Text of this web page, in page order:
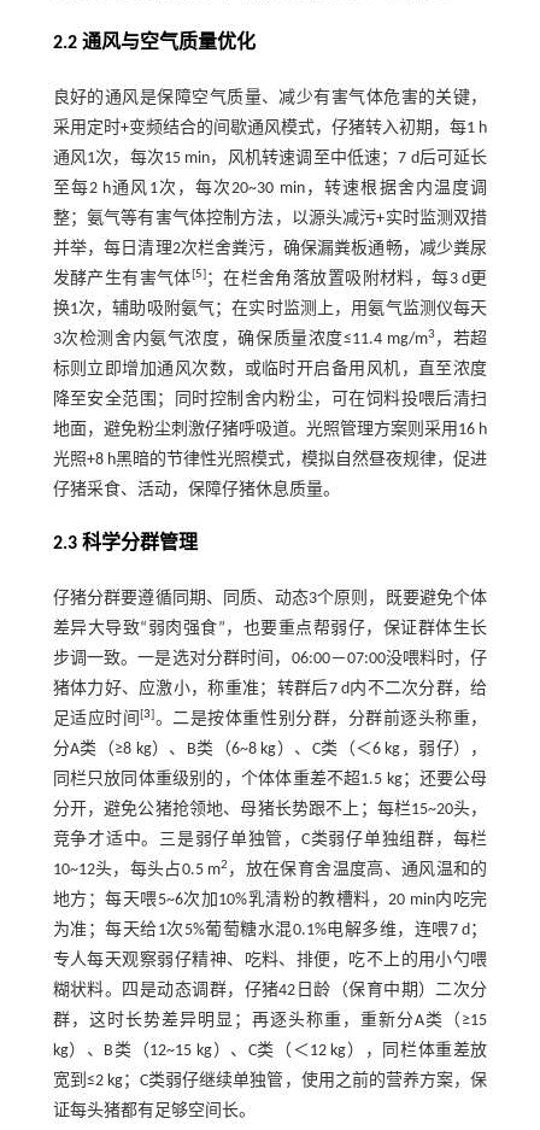
2.2 通风与空气质量优化
良好的通风是保障空气质量、减少有害气体危害的关键，
采用定时+变频结合的间歇通风模式，仔猪转入初期，每1 h
通风1次，每次15 min，风机转速调至中低速；7 d后可延长
至每2 h通风1次，每次20~30 min，转速根据舍内温度调
整；氨气等有害气体控制方法，以源头减污+实时监测双措
并举，每日清理2次栏舍粪污，确保漏粪板通畅，减少粪尿
发酵产生有害气体[5]；在栏舍角落放置吸附材料，每3 d更
换1次，辅助吸附氨气；在实时监测上，用氨气监测仪每天
3次检测舍内氨气浓度，确保质量浓度≤11.4 mg/m3 ，若超
标则立即增加通风次数，或临时开启备用风机，直至浓度
降至安全范围；同时控制舍内粉尘，可在饲料投喂后清扫
地面，避免粉尘刺激仔猪呼吸道。光照管理方案则采用16 h
光照+8 h黑暗的节律性光照模式，模拟自然昼夜规律，促进
仔猪采食、活动，保障仔猪休息质量。
2.3 科学分群管理
仔猪分群要遵循同期、同质、动态3个原则，既要避免个体
差异大导致“弱肉强食”，也要重点帮弱仔，保证群体生长
步调一致。一是选对分群时间，06:00－07:00没喂料时，仔
猪体力好、应激小，称重准；转群后7 d内不二次分群，给
足适应时间[3]。二是按体重性别分群，分群前逐头称重，
分A类（≥8 kg）、B类（6~8 kg）、C类（＜6 kg，弱仔），
同栏只放同体重级别的，个体体重差不超1.5 kg；还要公母
分开，避免公猪抢领地、母猪长势跟不上；每栏15~20头，
竞争才适中。三是弱仔单独管，C类弱仔单独组群，每栏
10~12头，每头占0.5 m2 ，放在保育舍温度高、通风温和的
地方；每天喂5~6次加10%乳清粉的教槽料，20 min内吃完
为准；每天给1次5%葡萄糖水混0.1%电解多维，连喂7 d；
专人每天观察弱仔精神、吃料、排便，吃不上的用小勺喂
糊状料。四是动态调群，仔猪42日龄（保育中期）二次分
群，这时长势差异明显；再逐头称重，重新分A类（≥15
kg）、B类（12~15 kg）、C类（＜12 kg），同栏体重差放
宽到≤2 kg；C类弱仔继续单独管，使用之前的营养方案，保
证每头猪都有足够空间长。